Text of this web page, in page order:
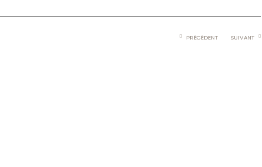
PRÉCÉDENT SUIVANT